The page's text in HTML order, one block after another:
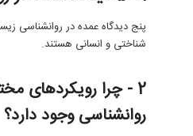
پنج دیدگاه عمده در روانشناسی
شناختی و انسانی هستند.
2 - چرا رویکردهای
روانشناسی وجود دارد؟